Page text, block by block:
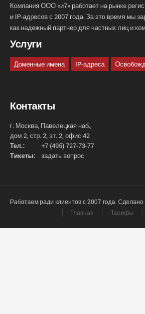
Компания ООО «и7» работает на рынке
и IP-адресов с 2007 года. За это время мы
как надежный партнер для частных лиц и
Услуги
Доменные имена IP-адреса
Контакты
г. Москва, Павелецкая наб.,
дом 2, стр. 2, эт. 2, офис 42
Тел.:
+7 (495) 727-73-77
Тикеты:
задать вопрос
Работаем ради клиентов с 2007 года. Сделано
Главная
Тарифы